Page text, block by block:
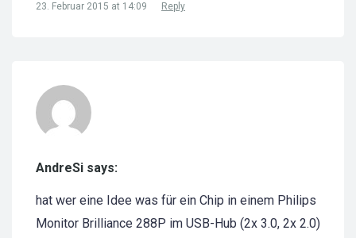
23. Februar 2015 at 14:09 Reply
AndreSi says:
hat wer eine Idee was für ein Chip in einem Philips
Monitor Brilliance 288P im USB-Hub (2x 3.0, 2x 2.0)